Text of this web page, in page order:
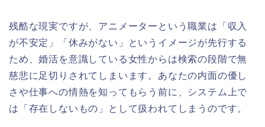
残酷な現実ですが、アニメーターという職業は「収入
が不安定」「休みがない」というイメージが先行する
ため、婚活を意識している女性からは検索の段階で無
慈悲に足切りされてしまいます。あなたの内面の優し
さや仕事への情熱を知ってもらう前に、システム上で
は「存在しないもの」として扱われてしまうのです。